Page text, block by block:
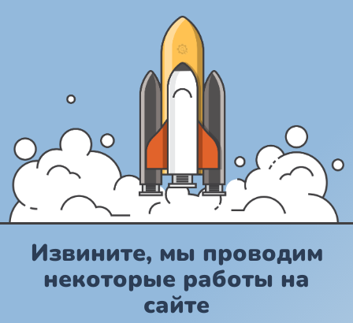
Извините, мы проводим
некоторые работы на
сайте